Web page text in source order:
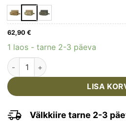
62,90 €
1 laos - tarne 2-3 päeva
M-TAC - SUUR HORISONTAALNE
LISA
Välkkiire tarne 2-3